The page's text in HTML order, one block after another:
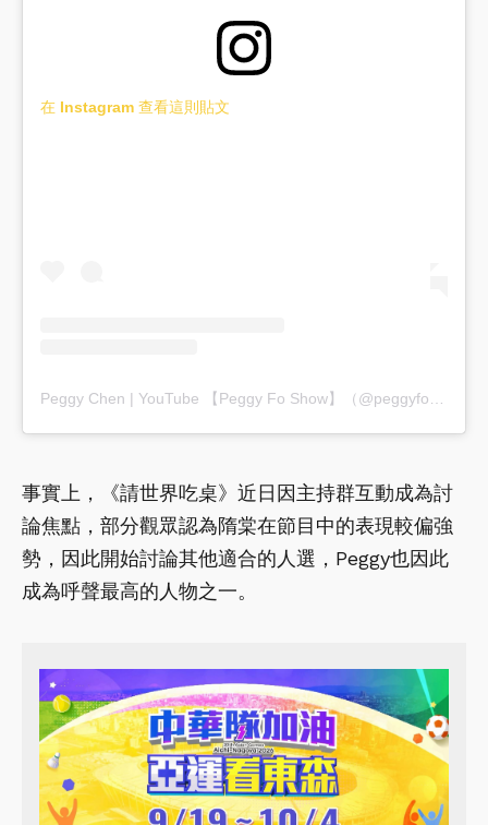
在 Instagram 查看這則貼文
事實上，《請世界吃桌》近日因主持群互動成為討
論焦點，部分觀眾認為隋棠在節目中的表現較偏強
勢，因此開始討論其他適合的人選，Peggy也因此
成為呼聲最高的人物之一。